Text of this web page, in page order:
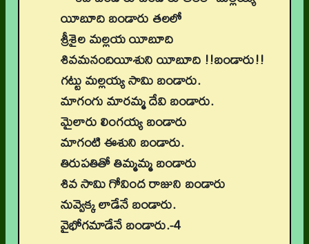
యీబూది బండారు తలలో
శ్రీశైల మల్లయ యీబూది
శివమనందియీశుని యీబూది !!బండారు!!
గట్టు మల్లయ్య సామి బండారు.
మాగంగు మారమ్మ దేవి బండారు.
మైలారు లింగయ్య బండారు
మాగంటి ఈశుని బండారు.
తిరుపతితో తిమ్మమ్మ బండారు
శివ సామి గోవింద రాజుని బండారు
నువ్వెక్క లాడేనే బండారు.
వైభోగమాడేనే బండారు.-4